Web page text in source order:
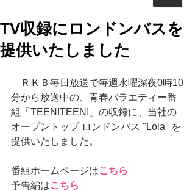
TV収録にロンドンバスを
提供いたしました
ＲＫＢ毎日放送で毎週水曜深夜0時10
分から放送中の、青春バラエティー番
組「TEEN!TEEN!」の収録に、当社の
オープントップ ロンドンバス "Lola" を
提供いたしました。
番組ホームページはこちら
予告編はこちら